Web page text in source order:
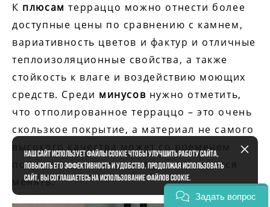
К плюсам терраццо можно отнести более
доступные цены по сравнению с камнем,
вариативность цветов и фактур и отличные
теплоизоляционные свойства, а также
стойкость к влаге и воздействию моющих
средств. Среди минусов нужно отметить,
что отполированное терраццо – это очень
скользкое покрытие, а материал не самого
высокого качества может со временем
покрыться трещины, тогда его придется
менять.
Наш сайт использует файлы cookie чтобы улучшить работу сайта,
повысить его эффективность и удобство. Продолжая использовать
сайт, вы соглашаетесь на использование файлов cookie.
Задать вопрос